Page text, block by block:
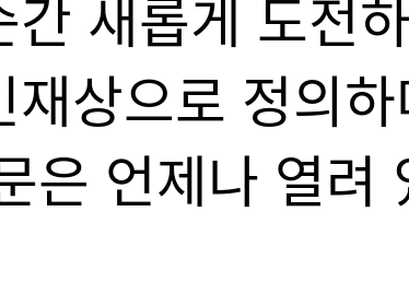
이 꾸준히 이어
이고 선한 영향